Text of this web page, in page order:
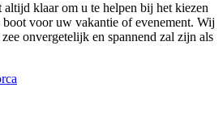
klaar om u te helpen bij het kiezen
boot voor uw vakantie of evenement. Wij
onvergetelijk en spannend zal zijn als